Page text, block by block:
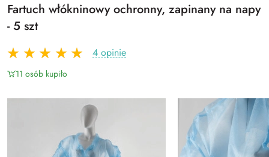
Fartuch włókninowy ochronny, zapinany na napy
- 5 szt
4 opinie
11 osób kupiło